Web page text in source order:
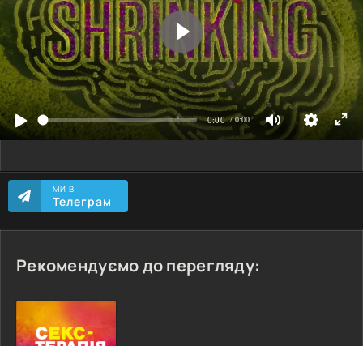
МИ В
Телеграм
Рекомендуємо до перегляду: